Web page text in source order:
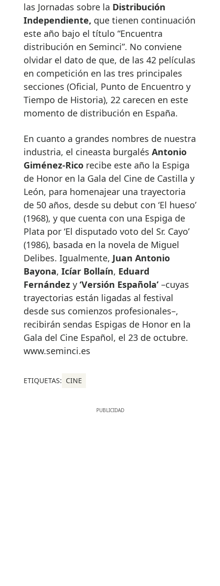
las Jornadas sobre la Distribución
Independiente, que tienen continuación
este año bajo el título “Encuentra
distribución en Seminci”. No conviene
olvidar el dato de que, de las 42 películas
en competición en las tres principales
secciones (Oficial, Punto de Encuentro y
Tiempo de Historia), 22 carecen en este
momento de distribución en España.
En cuanto a grandes nombres de nuestra
industria, el cineasta burgalés Antonio
Giménez-Rico recibe este año la Espiga
de Honor en la Gala del Cine de Castilla y
León, para homenajear una trayectoria
de 50 años, desde su debut con ‘El hueso’
(1968), y que cuenta con una Espiga de
Plata por ‘El disputado voto del Sr. Cayo’
(1986), basada en la novela de Miguel
Delibes. Igualmente, Juan Antonio
Bayona, Icíar Bollaín, Eduard
Fernández y ‘Versión Española’ –cuyas
trayectorias están ligadas al festival
desde sus comienzos profesionales–,
recibirán sendas Espigas de Honor en la
Gala del Cine Español, el 23 de octubre.
www.seminci.es
ETIQUETAS: CINE